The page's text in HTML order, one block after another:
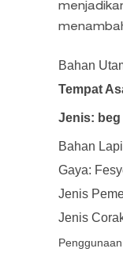
Bahan
Tempat
Jenis: beg
Bahan
Gaya:
Jenis
Jenis